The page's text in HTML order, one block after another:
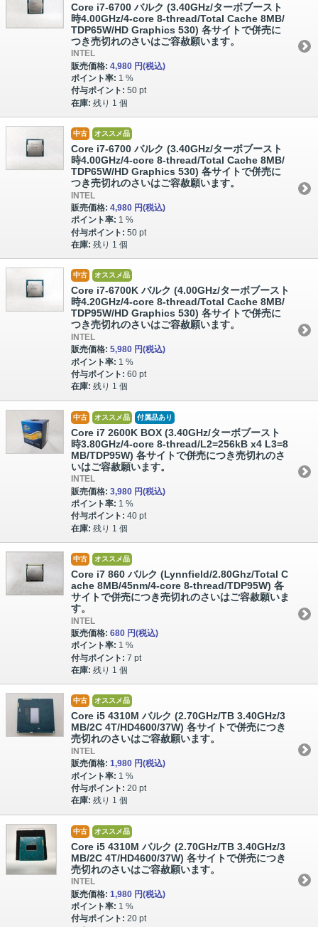
Core i7-6700 バルク (3.40GHz/ターボブースト
時4.00GHz/4-core 8-thread/Total Cache 8MB/
TDP65W/HD Graphics 530) 各サイトで併売に
つき売切れのさいはご容赦願います。
INTEL
販売価格: 4,980 円(税込)
ポイント率: 1 %
付与ポイント: 50 pt
在庫: 残り 1 個
中古 オススメ品
Core i7-6700 バルク (3.40GHz/ターボブースト
時4.00GHz/4-core 8-thread/Total Cache 8MB/
TDP65W/HD Graphics 530) 各サイトで併売に
つき売切れのさいはご容赦願います。
INTEL
販売価格: 4,980 円(税込)
ポイント率: 1 %
付与ポイント: 50 pt
在庫: 残り 1 個
中古 オススメ品
Core i7-6700K バルク (4.00GHz/ターボブースト
時4.20GHz/4-core 8-thread/Total Cache 8MB/
TDP95W/HD Graphics 530) 各サイトで併売に
つき売切れのさいはご容赦願います。
INTEL
販売価格: 5,980 円(税込)
ポイント率: 1 %
付与ポイント: 60 pt
在庫: 残り 1 個
中古 オススメ品 付属品あり
Core i7 2600K BOX (3.40GHz/ターボブースト
時3.80GHz/4-core 8-thread/L2=256kB x4 L3=8
MB/TDP95W) 各サイトで併売につき売切れのさ
いはご容赦願います。
INTEL
販売価格: 3,980 円(税込)
ポイント率: 1 %
付与ポイント: 40 pt
在庫: 残り 1 個
中古 オススメ品
Core i7 860 バルク (Lynnfield/2.80Ghz/Total C
ache 8MB/45nm/4-core 8-thread/TDP95W) 各
サイトで併売につき売切れのさいはご容赦願いま
す。
INTEL
販売価格: 680 円(税込)
ポイント率: 1 %
付与ポイント: 7 pt
在庫: 残り 1 個
中古 オススメ品
Core i5 4310M バルク (2.70GHz/TB 3.40GHz/3
MB/2C 4T/HD4600/37W) 各サイトで併売につき
売切れのさいはご容赦願います。
INTEL
販売価格: 1,980 円(税込)
ポイント率: 1 %
付与ポイント: 20 pt
在庫: 残り 1 個
中古 オススメ品
Core i5 4310M バルク (2.70GHz/TB 3.40GHz/3
MB/2C 4T/HD4600/37W) 各サイトで併売につき
売切れのさいはご容赦願います。
INTEL
販売価格: 1,980 円(税込)
ポイント率: 1 %
付与ポイント: 20 pt